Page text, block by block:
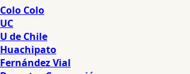
Colo Colo
UC
U de Chile
Huachipato
Fernández Vial